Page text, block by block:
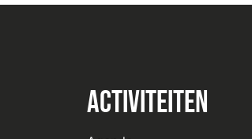
Activiteiten